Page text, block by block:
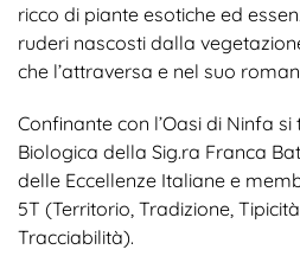
ricco di piante esotiche ed
ruderi nascosti dalla
che l’attraversa e nel suo
Confinante con l’Oasi di Ninfa
Biologica della Sig.ra Franca
delle Eccellenze Italiane e
5T (Territorio, Tradizione,
Tracciabilità).